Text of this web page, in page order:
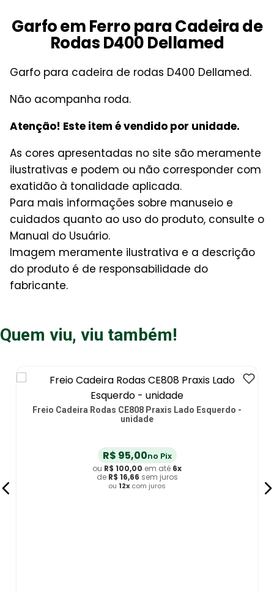
Garfo em Ferro para Cadeira de
Rodas D400 Dellamed
Garfo para cadeira de rodas D400 Dellamed.
Não acompanha roda.
Atenção! Este item é vendido por unidade.
As cores apresentadas no site são meramente
ilustrativas e podem ou não corresponder com
exatidão à tonalidade aplicada.
Para mais informações sobre manuseio e
cuidados quanto ao uso do produto, consulte o
Manual do Usuário.
Imagem meramente ilustrativa e a descrição
do produto é de responsabilidade do
fabricante.
Quem viu, viu também!
Freio Cadeira Rodas CE808 Praxis Lado Esquerdo -
unidade
R$ 95,00no Pix
ou R$ 100,00 em até 6x
de R$ 16,66 sem juros
ou 12x com juros